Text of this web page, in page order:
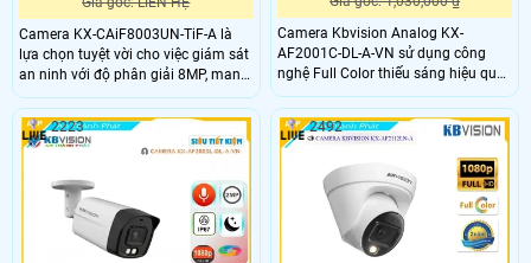
Camera KX-CAiF8003UN-TiF-A là
lựa chọn tuyệt vời cho việc giám sát
an ninh với độ phân giải 8MP, mang
lại hình ảnh rõ nét. Với khả năng
báo động chủ động bằng đèn led
xanh đỏ và còi hú 110dB, camera
đảm bảo phát hiện và cảnh báo khi
Camera Kbvision Analog KX-
AF2001C-DL-A-VN sử dụng công
nghệ Full Color thiếu sáng hiệu quả
ở khoảng cách 20m ban đêm được
Thiết kế thẩm mỹ chất lượng cao với
công nghệ AHD CVI TVI BCS HD
Chức năng ổn định, góc quay rộng
3.6mm tích hợp chức năng Thu Âm
chất lượng
2223 2492